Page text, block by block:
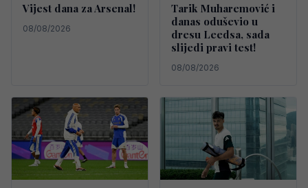
Vijest dana za Arsenal!
08/08/2026
Tarik Muharemović i
danas oduševio u
dresu Leedsa, sada
slijedi pravi test!
08/08/2026